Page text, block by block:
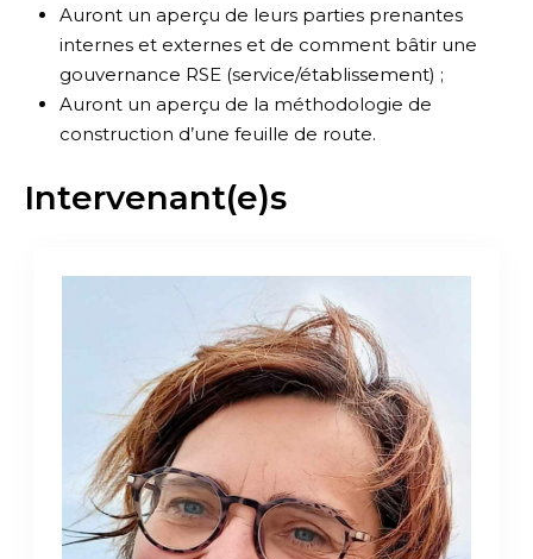
Auront un aperçu de leurs parties prenantes
internes et externes et de comment bâtir une
gouvernance RSE (service/établissement) ;
Auront un aperçu de la méthodologie de
construction d’une feuille de route.
Intervenant(e)s